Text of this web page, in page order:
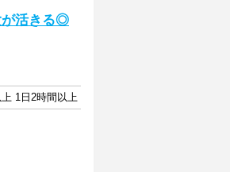
が活きる◎
1日2時間以上